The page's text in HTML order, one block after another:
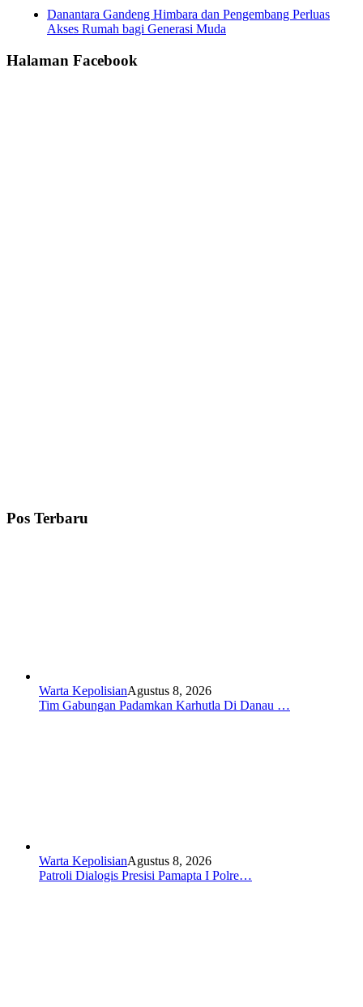
Danantara Gandeng Himbara dan Pengembang Perluas
Akses Rumah bagi Generasi Muda
Halaman Facebook
Pos Terbaru
Warta KepolisianAgustus 8, 2026
Tim Gabungan Padamkan Karhutla Di Danau …
Warta KepolisianAgustus 8, 2026
Patroli Dialogis Presisi Pamapta I Polre…